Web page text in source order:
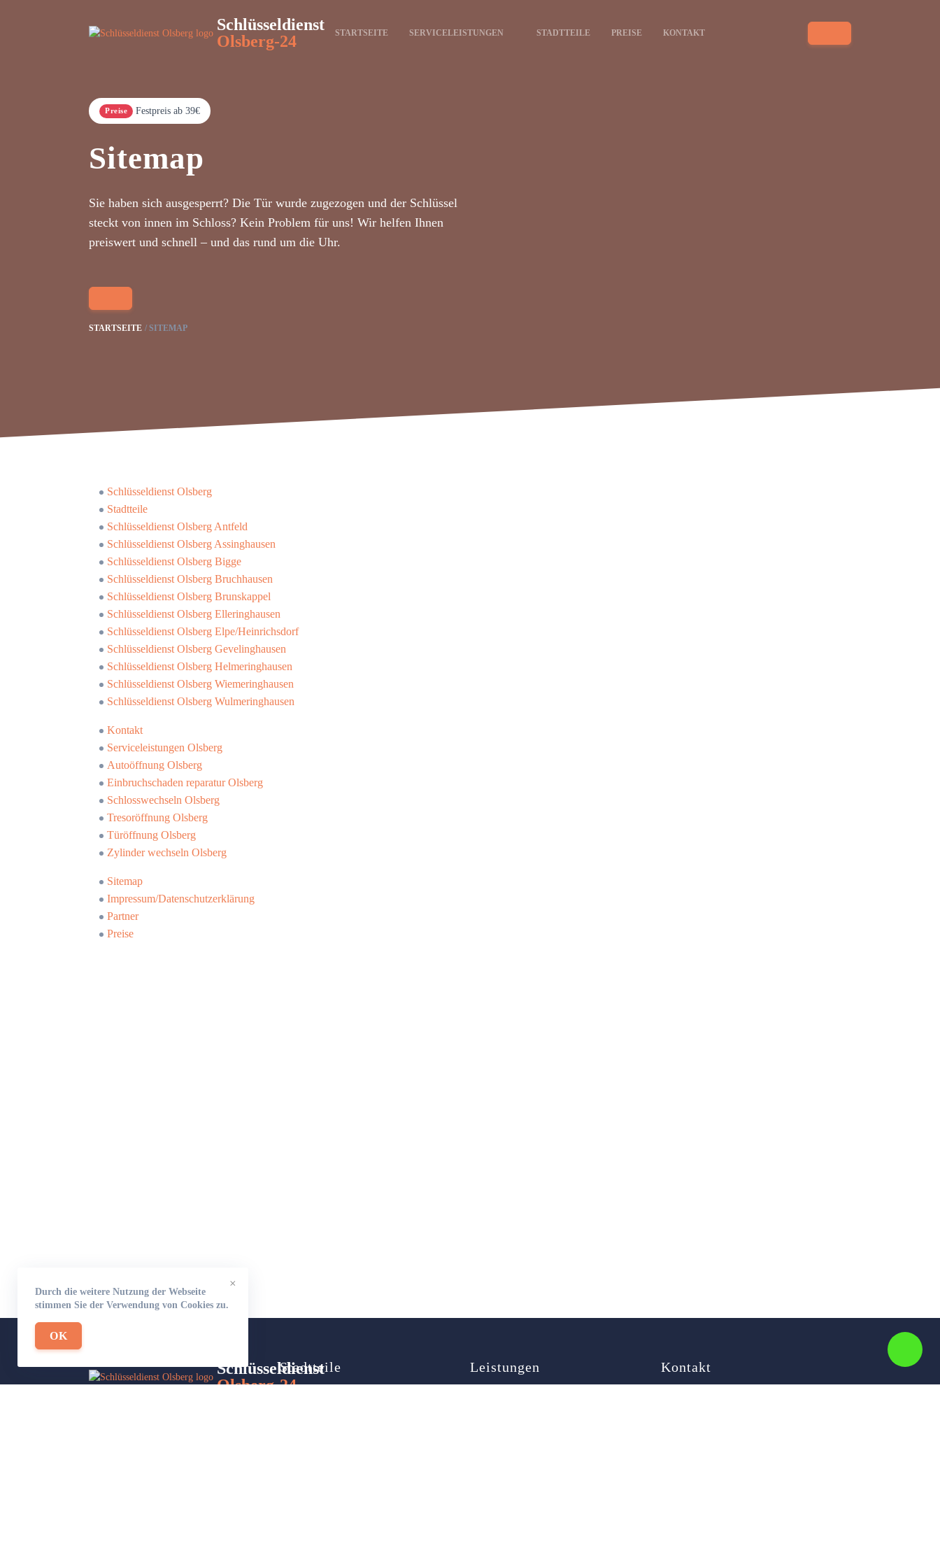
Schlüsseldienst
Olsberg-24
STARTSEITE SERVICELEISTUNGEN STADTTEILE PREISE KONTAKT
Preise Festpreis ab 39€
Sitemap
Sie haben sich ausgesperrt? Die Tür wurde zugezogen und der Schlüssel
steckt von innen im Schloss? Kein Problem für uns! Wir helfen Ihnen
preiswert und schnell – und das rund um die Uhr.
STARTSEITE SITEMAP
Schlüsseldienst Olsberg
Stadtteile
Schlüsseldienst Olsberg Antfeld
Schlüsseldienst Olsberg Assinghausen
Schlüsseldienst Olsberg Bigge
Schlüsseldienst Olsberg Bruchhausen
Schlüsseldienst Olsberg Brunskappel
Schlüsseldienst Olsberg Elleringhausen
Schlüsseldienst Olsberg Elpe/Heinrichsdorf
Schlüsseldienst Olsberg Gevelinghausen
Schlüsseldienst Olsberg Helmeringhausen
Schlüsseldienst Olsberg Wiemeringhausen
Schlüsseldienst Olsberg Wulmeringhausen
Kontakt
Serviceleistungen Olsberg
Autoöffnung Olsberg
Einbruchschaden reparatur Olsberg
Schlosswechseln Olsberg
Tresoröffnung Olsberg
Türöffnung Olsberg
Zylinder wechseln Olsberg
Sitemap
Impressum/Datenschutzerklärung
Partner
Preise
×
Durch die weitere Nutzung der Webseite
stimmen Sie der Verwendung von Cookies zu.
OK
Schlüsseldienst
Olsberg-24
Stadtteile Leistungen Kontakt